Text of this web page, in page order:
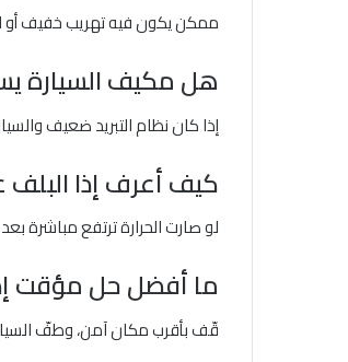
ممكن يكون فيه تهريب خفيف أو
هل مكيف السيارة
إذا كان نظام التبريد ضعيف
كيف أعرف إذا
لو صارت الحرارة ترتفع مباشرة
ما أفضل حل مؤقت
قّف بأقرب مكان آمن، وطفّ